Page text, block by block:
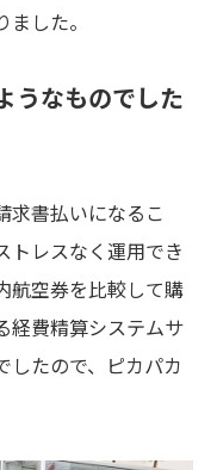
した。
うなものでした
求書払いになるこ
トレスなく運用でき
航空券を比較して購
経費精算システムサ
したので、ピカパカ